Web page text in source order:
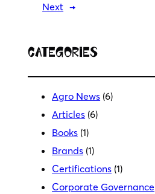
Next →
Categories
Agro News (6)
Articles (6)
Books (1)
Brands (1)
Certifications (1)
Corporate Governance